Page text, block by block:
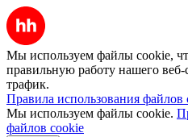
Мы используем файлы cookie,
правильную работу нашего веб-
трафик.
Правила использования файлов
Мы используем файлы cookie.
файлов cookie